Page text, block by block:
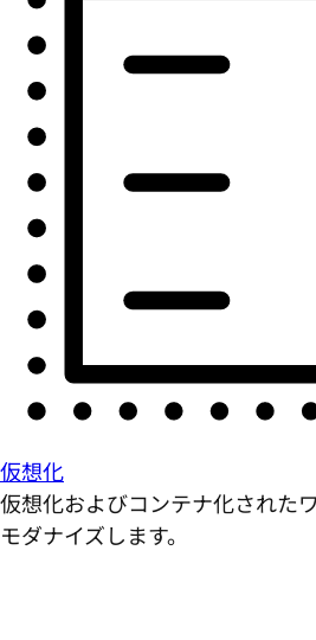
仮想化
仮想化およびコンテナ化された
モダナイズします。